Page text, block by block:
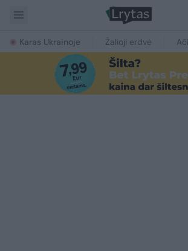
Karas Ukrainoje Žalioji erdvė